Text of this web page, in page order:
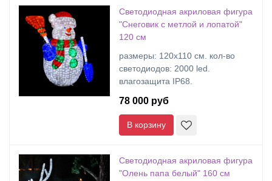
Светодиодная акриловая фигура
"Снеговик с метлой и лопатой"
120 см
размеры: 120х110 cм. кол-во
светодиодов: 2000 led.
влагозащита IP68.
78 000 руб
В корзину
Светодиодная акриловая фигура
"Олень папа белый" 160 см